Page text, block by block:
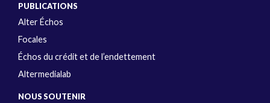
PUBLICATIONS
Alter Échos
Focales
Échos du crédit et de l’endettement
Altermedialab
NOUS SOUTENIR